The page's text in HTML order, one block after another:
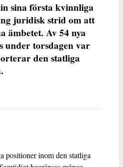
sina första kvinnliga
juridisk strid om att
ämbetet. Av 54 nya
under torsdagen var
den statliga
positioner inom den statliga